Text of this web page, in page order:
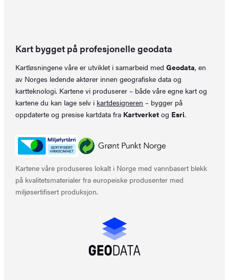
Kart bygget på profesjonelle geodata
Kartløsningene våre er utviklet i samarbeid medGeodata, en
av Norges ledende aktører innen geografiske data og
kartteknologi. Kartene vi produserer – både våre egne kart og
kartene du kan lage selv i kartdesigneren – bygger på
oppdaterte og presise kartdata fra Kartverket og Esri.
Kartene våre produseres lokalt i Norge med vannbasert blekk
på kvalitetsmaterialer fra europeiske produsenter med
miljøsertifisert produksjon.